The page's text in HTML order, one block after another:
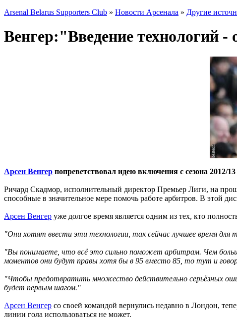
Arsenal Belarus Supporters Club » Новости Арсенала » Другие
Венгер:"Введение технологий -
Арсен Венгер попреветствовал идею включения с сезона
Ричард Скадмор, исполнительный директор Премьер Лиги, на
способные в значительное мере помочь работе арбитров. В этой
Арсен Венгер уже долгое время является одним из тех, кто
"Они хотят ввести эти технологии, так сейчас лучшее время для
"Вы понимаете, что всё это сильно поможет арбитрам. Чем
моментов они будут правы хотя бы в 95 вместо 85, то тут и
"Чтобы предотвратить множество действительно серьёзных
будет первым шагом."
Арсен Венгер со своей командой вернулись недавно в Лондон,
линии гола использоваться не может.